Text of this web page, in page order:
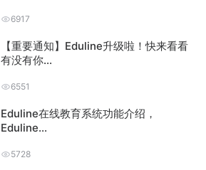
6917
【重要通知】Eduline升级啦！快来看看
有没有你...
6551
Eduline在线教育系统功能介绍，
Eduline...
5728